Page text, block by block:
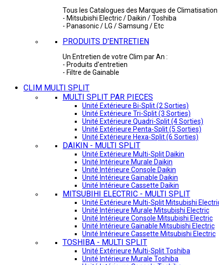
Tous les Catalogues des Marques de Climatisation
- Mitsubishi Electric / Daikin / Toshiba
- Panasonic / LG / Samsung / Etc
PRODUITS D'ENTRETIEN
Un Entretien de votre Clim par An :
- Produits d'entretien
- Filtre de Gainable
CLIM MULTI SPLIT
MULTI SPLIT PAR PIECES
Unité Extérieure Bi-Split (2 Sorties)
Unité Extérieure Tri-Split (3 Sorties)
Unité Extérieure Quadri-Split (4 Sorties)
Unité Extérieure Penta-Split (5 Sorties)
Unité Extérieure Hexa-Split (6 Sorties)
DAIKIN - MULTI SPLIT
Unité Extérieure Multi-Split Daikin
Unité Intérieure Murale Daikin
Unité Intérieure Console Daikin
Unité Intérieure Gainable Daikin
Unité Intérieure Cassette Daikin
MITSUBIHI ELECTRIC - MULTI SPLIT
Unité Extérieure Multi-Split Mitsubishi
Unité Intérieure Murale Mitsubishi Electric
Unité Intérieure Console Mitsubishi Electric
Unité Intérieure Gainable Mitsubishi Electric
Unité Intérieure Cassette Mitsubishi Electric
TOSHIBA - MULTI SPLIT
Unité Extérieure Multi-Split Toshiba
Unité Intérieure Murale Toshiba